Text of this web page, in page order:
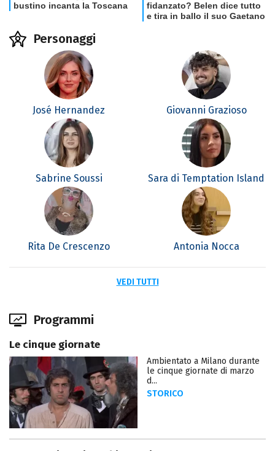
Personaggi
José Hernandez Giovanni Grazioso
Sabrine Soussi Sara di Temptation Island
Rita De Crescenzo Antonia Nocca
VEDI TUTTI
Programmi
Le cinque giornate
Ambientato a Milano durante
le cinque giornate di marzo
d...
STORICO